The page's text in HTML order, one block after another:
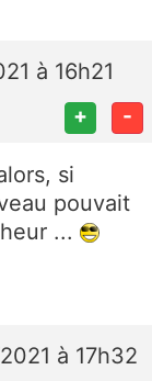
à 16h21
+ -
si
pouvait
...
à 17h32